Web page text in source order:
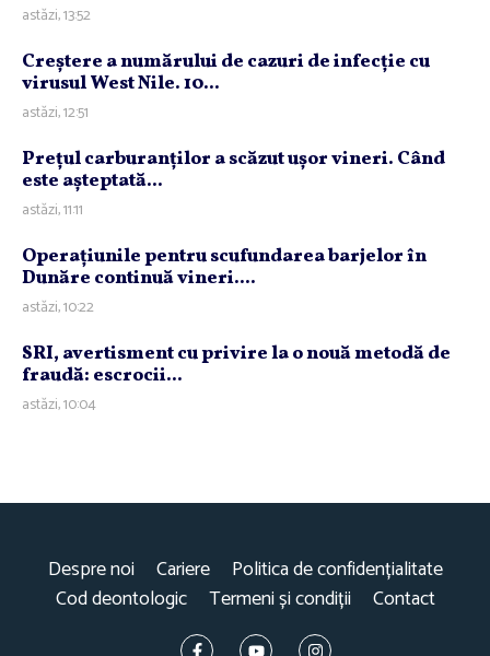
astăzi, 13:52
Creştere a numărului de cazuri de infecţie cu
virusul West Nile. 10...
astăzi, 12:51
Preţul carburanţilor a scăzut uşor vineri. Când
este aşteptată...
astăzi, 11:11
Operaţiunile pentru scufundarea barjelor în
Dunăre continuă vineri....
astăzi, 10:22
SRI, avertisment cu privire la o nouă metodă de
fraudă: escrocii...
astăzi, 10:04
Despre noi Cariere
Politica de confidențialitate
Cod deontologic
Termeni și condiții Contact